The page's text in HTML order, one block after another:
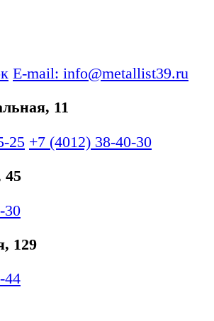
E-mail: info@metallist39.ru
11
25 +7 (4012) 38-40-30
45
30
129
44